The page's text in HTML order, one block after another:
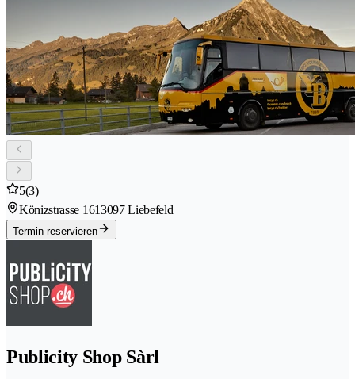
5(3)
Könizstrasse 1613097 Liebefeld
Termin reservieren
Publicity Shop Sàrl